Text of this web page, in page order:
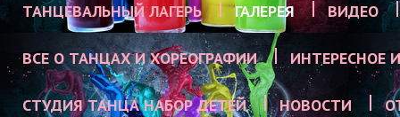
ТАНЦЕВАЛЬНЫЙ ЛАГЕРЬ ГАЛЕРЕЯ ВИДЕО
ВСЕ О ТАНЦАХ И ХОРЕОГРАФИИ ИНТЕРЕСНОЕ
СТУДИЯ ТАНЦА НАБОР ДЕТЕЙ НОВОСТИ